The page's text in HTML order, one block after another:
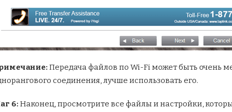
Передача файлов по Wi-Fi может быть очень
соединения, лучше использовать его.
6: Наконец, просмотрите все файлы и настройки,